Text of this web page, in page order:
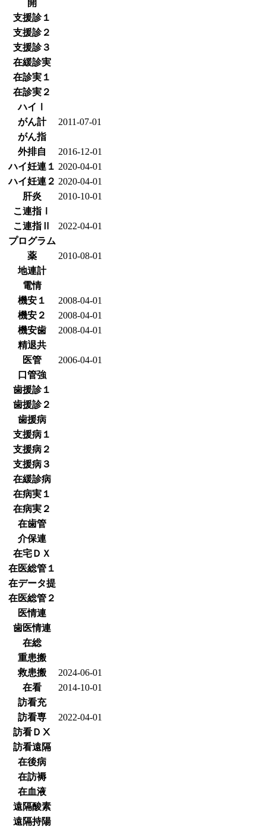
開
支援診１
支援診２
支援診３
在緩診実
在診実１
在診実２
ハイⅠ
がん計
2011-07-01
がん指
外排自
2016-12-01
ハイ妊連１ 2020-04-01
ハイ妊連２ 2020-04-01
肝炎
2010-10-01
こ連指Ⅰ
こ連指Ⅱ
2022-04-01
プログラム
薬
2010-08-01
地連計
電情
機安１
2008-04-01
機安２
2008-04-01
機安歯
2008-04-01
精退共
医管
2006-04-01
口管強
歯援診１
歯援診２
歯援病
支援病１
支援病２
支援病３
在緩診病
在病実１
在病実２
在歯管
介保連
在宅ＤＸ
在医総管１
在データ提
在医総管２
医情連
歯医情連
在総
重患搬
救患搬
2024-06-01
在看
2014-10-01
訪看充
訪看専
2022-04-01
訪看ＤⅩ
訪看遠隔
在後病
在訪褥
在血液
遠隔酸素
遠隔持陽